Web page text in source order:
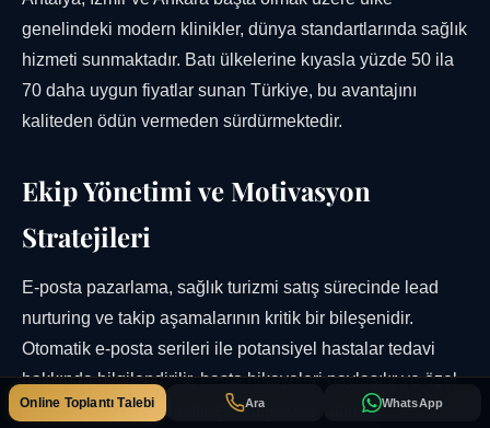
genelindeki modern klinikler, dünya standartlarında sağlık
hizmeti sunmaktadır. Batı ülkelerine kıyasla yüzde 50 ila
70 daha uygun fiyatlar sunan Türkiye, bu avantajını
kaliteden ödün vermeden sürdürmektedir.
Ekip Yönetimi ve Motivasyon
Stratejileri
E-posta pazarlama, sağlık turizmi satış sürecinde lead
nurturing ve takip aşamalarının kritik bir bileşenidir.
Otomatik e-posta serileri ile potansiyel hastalar tedavi
hakkında bilgilendirilir, hasta hikayeleri paylaşılır ve özel
teklifler sunulur. Kişiselleştirilmiş konu satırları,
Ara WhatsApp
Online Toplantı Talebi